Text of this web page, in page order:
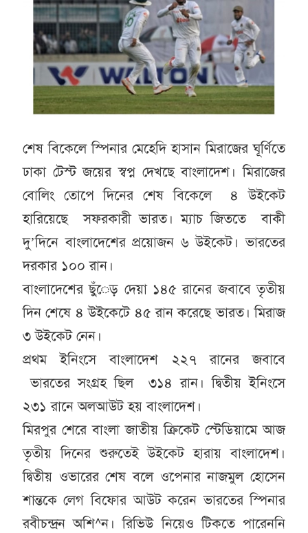
শেষ বিকেলে স্পিনার মেহেদি হাসান মিরাজের ঘূর্ণিতে
ঢাকা টেস্ট জয়ের স্বপ্ন দেখছে বাংলাদেশ। মিরাজের
বোলিং তোপে দিনের শেষ বিকেলে ৪ উইকেট
হারিয়েছে সফরকারী ভারত। ম্যাচ জিততে বাকী
দু’দিনে বাংলাদেশের প্রয়োজন ৬ উইকেট। ভারতের
দরকার ১০০ রান।
বাংলাদেশের ছুঁেড় দেয়া ১৪৫ রানের জবাবে তৃতীয়
দিন শেষে ৪ উইকেটে ৪৫ রান করেছে ভারত। মিরাজ
৩ উইকেট নেন।
প্রথম ইনিংসে বাংলাদেশ ২২৭ রানের জবাবে
ভারতের সংগ্রহ ছিল ৩১৪ রান। দ্বিতীয় ইনিংসে
২৩১ রানে অলআউট হয় বাংলাদেশ।
মিরপুর শেরে বাংলা জাতীয় ক্রিকেট স্টেডিয়ামে আজ
তৃতীয় দিনের শুরুতেই উইকেট হারায় বাংলাদেশ।
দ্বিতীয় ওভারের শেষ বলে ওপেনার নাজমুল হোসেন
শান্তকে লেগ বিফোর আউট করেন ভারতের স্পিনার
রবীচন্দ্রন অশি^ন। রিভিউ নিয়েও টিকতে পারেননি